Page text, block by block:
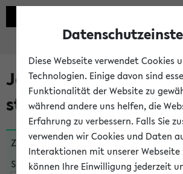
Jetzt und in Kürze
stattfindende
Zu viele Veranstaltungen?Fakultät
Suche:
Diese Webseite verwendet Cookies
Technologien. Einige davon sind
Funktionalität der Website zu
während andere uns helfen, die
Erfahrung zu verbessern. Falls Sie
verwenden wir Cookies und Daten
Interaktionen mit unserer Webseite
können Ihre Einwilligung jederzeit